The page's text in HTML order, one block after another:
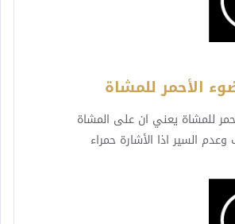
الأحمر للمشاة
للمشاة يعني ان على المشاة
وعدم السير اذا الأشارة حمراء